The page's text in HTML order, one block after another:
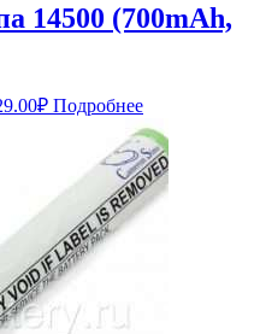
14500 (700mAh,
₽Текущая
цена:
2,629.00₽.
Подробнее